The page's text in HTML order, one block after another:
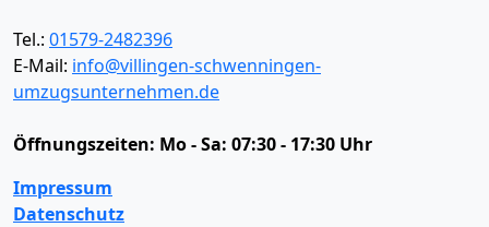
Tel.: 01579-2482396
E-Mail: info@villingen-schwenningen-
umzugsunternehmen.de
Öffnungszeiten: Mo - Sa: 07:30 - 17:30 Uhr
Impressum
Datenschutz